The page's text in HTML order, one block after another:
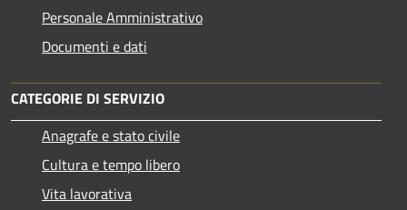
Personale Amministrativo
Documenti e dati
CATEGORIE DI SERVIZIO
Anagrafe e stato civile
Cultura e tempo libero
Vita lavorativa